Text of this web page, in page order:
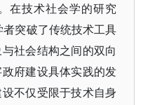
在技术社会学的研究
突破了传统技术工具
社会结构之间的双向
府建设具体实践的发
不仅受限于技术自身